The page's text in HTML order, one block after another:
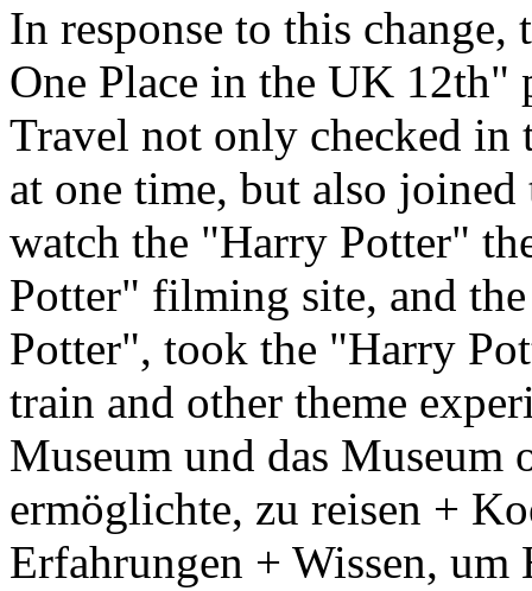
In response to this
One Place in the UK
Travel not only checked in
at one time, but also
watch the "Harry Potter"
Potter" filming site, and
Potter", took the "Harry
train and other theme
Museum und das Museum
ermöglichte, zu reisen +
Erfahrungen + Wissen, um